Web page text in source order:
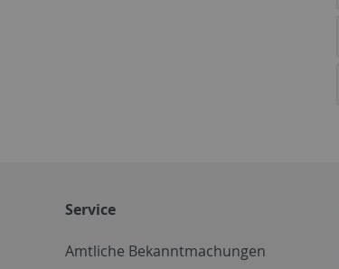
Service
Amtliche Bekanntmachungen